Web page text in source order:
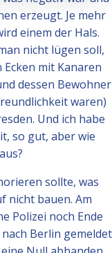
erzeugt. Je mehr
einem der Hals.
nicht lügen soll,
mit Kanaren
dessen Bewohner
waren)
Und ich habe
so gut, aber wie
sollte, was
nicht bauen. Am
Polizei noch Ende
Berlin gemeldet